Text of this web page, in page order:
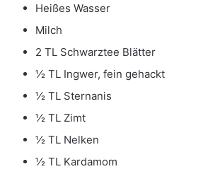
Heißes Wasser
Milch
2 TL Schwarztee Blätter
½ TL Ingwer, fein gehackt
½ TL Sternanis
½ TL Zimt
½ TL Nelken
½ TL Kardamom